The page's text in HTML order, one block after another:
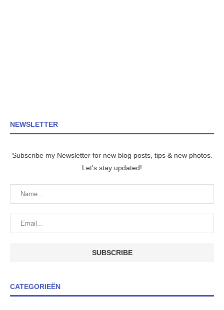
NEWSLETTER
Subscribe my Newsletter for new blog posts, tips & new photos.
Let's stay updated!
CATEGORIEËN